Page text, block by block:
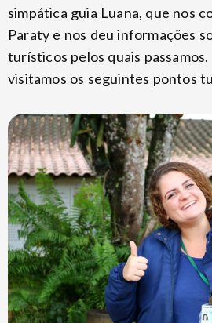
simpática guia Luana, que nos
Paraty e nos deu informações
turísticos pelos quais
visitamos os seguintes pontos